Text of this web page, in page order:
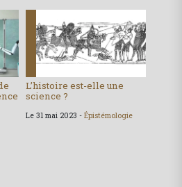
L’histoire est-elle une
science ?
Le 31 mai 2023 - Épistémologie